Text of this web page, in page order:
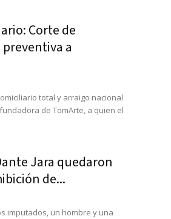
Corte de
a
total y arraigo nacional
de TomArte, a quien el
Jara quedaron
de...
imputados, un hombre y una